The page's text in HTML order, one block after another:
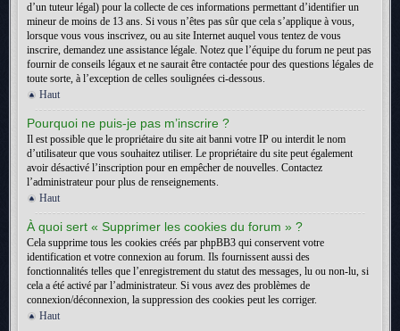
d’un tuteur légal) pour la collecte de ces informations permettant d’identifier un
mineur de moins de 13 ans. Si vous n’êtes pas sûr que cela s’applique à vous,
lorsque vous vous inscrivez, ou au site Internet auquel vous tentez de vous
inscrire, demandez une assistance légale. Notez que l’équipe du forum ne peut pas
fournir de conseils légaux et ne saurait être contactée pour des questions légales de
toute sorte, à l’exception de celles soulignées ci-dessous.
Haut
Pourquoi ne puis-je pas m’inscrire ?
Il est possible que le propriétaire du site ait banni votre IP ou interdit le nom
d’utilisateur que vous souhaitez utiliser. Le propriétaire du site peut également
avoir désactivé l’inscription pour en empêcher de nouvelles. Contactez
l’administrateur pour plus de renseignements.
Haut
À quoi sert « Supprimer les cookies du forum » ?
Cela supprime tous les cookies créés par phpBB3 qui conservent votre
identification et votre connexion au forum. Ils fournissent aussi des
fonctionnalités telles que l’enregistrement du statut des messages, lu ou non-lu, si
cela a été activé par l’administrateur. Si vous avez des problèmes de
connexion/déconnexion, la suppression des cookies peut les corriger.
Haut